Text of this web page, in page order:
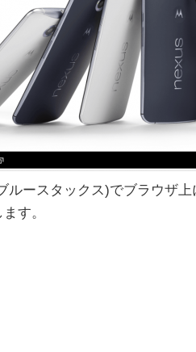
ルースタックス)でブラウザ
す。